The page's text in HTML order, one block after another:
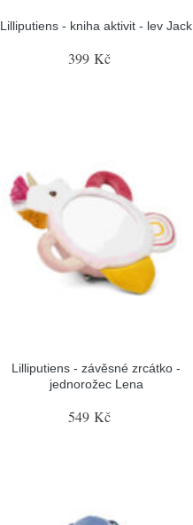
Lilliputiens - kniha aktivit - lev Jack
399 Kč
Lilliputiens - závěsné zrcátko -
jednorožec Lena
549 Kč